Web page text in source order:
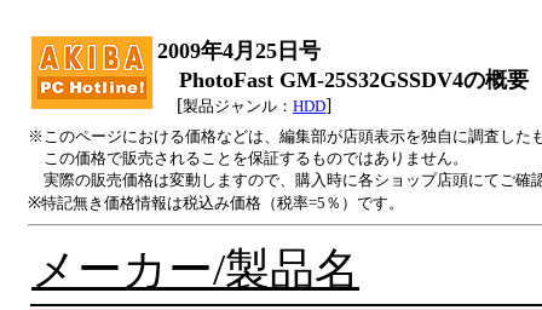
2009年4月25日号
PhotoFast GM-25S32GSSDV4の概要
[製品ジャンル： HDD]
※このページにおける価格などは、編集部が店頭表示を独自に調査した
この価格で販売されることを保証するものではありません。
実際の販売価格は変動しますので、購入時に各ショップ店頭にてご確
※特記無き価格情報は税込み価格（税率=5％）です。
メーカー/製品名